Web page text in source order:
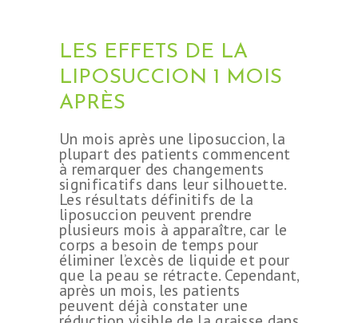
LES EFFETS DE LA
LIPOSUCCION 1 MOIS
APRÈS
Un mois après une liposuccion, la
plupart des patients commencent
à remarquer des changements
significatifs dans leur silhouette.
Les résultats définitifs de la
liposuccion peuvent prendre
plusieurs mois à apparaître, car le
corps a besoin de temps pour
éliminer l’excès de liquide et pour
que la peau se rétracte. Cependant,
après un mois, les patients
peuvent déjà constater une